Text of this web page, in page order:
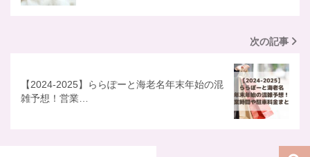
次の記事
【2024-2025】ららぽーと海老名年末年始の混
雑予想！営業…